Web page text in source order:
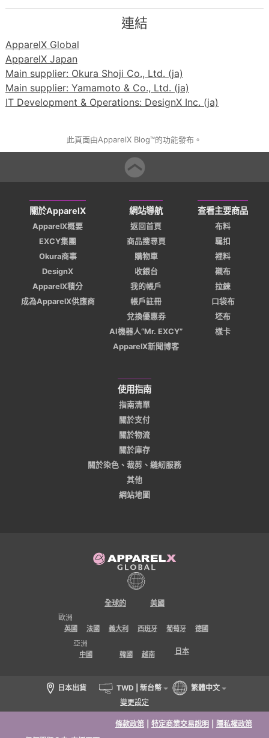
連結
ApparelX Global
ApparelX Japan
Main supplier: Okura Shoji Co., Ltd. (ja)
Main supplier: Yamamoto & Co., Ltd. (ja)
IT Development & Operations: DesignX Inc. (ja)
此頁面由ApparelX Blog™的功能發布。
關於ApparelX
ApparelX概要
EXCY集團
Okura商事
DesignX
ApparelX積分
成為ApparelX供應商
網站導航
返回首頁
商品搜尋頁
購物車
收銀台
我的帳戶
帳戶註冊
兌換優惠券
AI機器人“Mr. EXCY”
ApparelX新聞博客
查看主要商品
布料
羈扣
裡料
襯布
拉鍊
口袋布
坯布
樣卡
使用指南
指南清單
關於支付
關於物流
關於庫存
關於染色、裁剪、縫紉服務
其他
網站地圖
全球的
美國
歐洲
英國 法國 義大利 西班牙 葡萄牙 德國
亞洲
中國 韓國 越南 日本
日本出貨 TWD | 新台幣
繁體中文
變更設定
條款政策 特定商業交易說明 隱私權政策